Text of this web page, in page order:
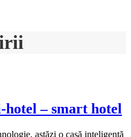
– smart hotel
astăzi o casă inteligentă